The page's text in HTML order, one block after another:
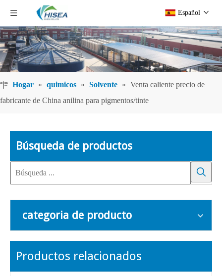
Español
Hogar » quimicos » Solvente » Venta caliente precio de
fabricante de China anilina para pigmentos/tinte
Búsqueda de productos
categoria de producto
Productos relacionados